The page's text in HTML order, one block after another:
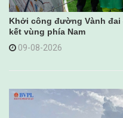
Khởi công đường Vành
kết vùng phía Nam
09-08-2026